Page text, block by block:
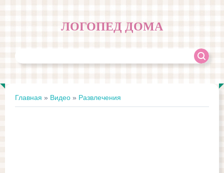
ЛОГОПЕД ДОМА
Главная » Видео » Развлечения